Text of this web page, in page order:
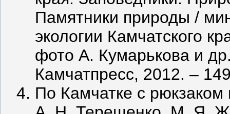
Памятники природы /
экологии Камчатского
фото А. Кумарькова и
Камчатпресс, 2012. ‒
По Камчатке с